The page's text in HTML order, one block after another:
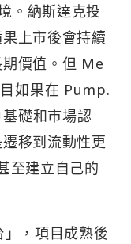
。納斯達克投
上市後會持續
價值。但 Me
如果在 Pump.
礎和市場認
移到流動性更
至建立自己的
，項目成熟後